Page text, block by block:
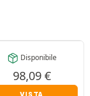
Disponibile
98,09€